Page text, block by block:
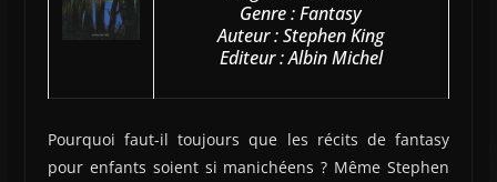
Genre : Fantasy
Auteur : Stephen King
Editeur : Albin Michel
Pourquoi faut-il toujours que les récits de fantasy
pour enfants soient si manichéens ? Même Stephen